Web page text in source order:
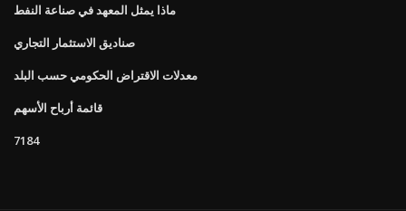
ماذا يمثل المعهد في صناعة النفط
صناديق الاستثمار التجاري
معدلات الاقتراض الحكومي حسب البلد
قائمة أرباح الأسهم
7184